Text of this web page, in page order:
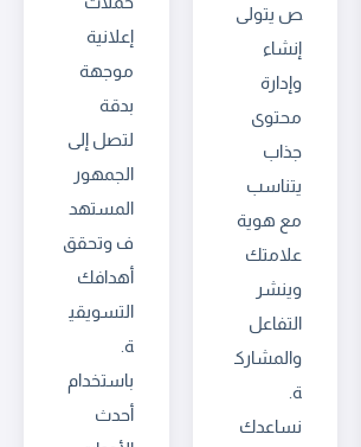
ص يتولى
إنشاء
وإدارة
محتوى
جذاب
يتناسب
مع هوية
علامتك
وينشر
التفاعل
والمشارك
ة.
نساعدك
إعلانية
موجهة
بدقة
لتصل إلى
الجمهور
المستهد
ف وتحقق
أهدافك
التسويقي
ة.
باستخدام
أحدث